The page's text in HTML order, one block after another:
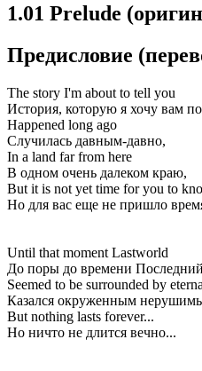
1.01 Prelude
Предисловие
The story I'm about to tell you
История, которую я хочу вам
Happened long ago
Случилась давным-давно,
In a land far from here
В одном очень далеком краю,
But it is not yet time for you to
Но для вас еще не пришло
Until that moment Lastworld
До поры до времени
Seemed to be surrounded by
Казался окруженным
But nothing lasts forever...
Но ничто не длится вечно...